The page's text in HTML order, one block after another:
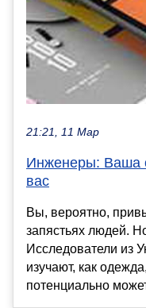
21:21, 11 Мар
Инженеры: Ваша
вас
Вы, вероятно,
запястьях людей.
Исследователи из
изучают, как
потенциально